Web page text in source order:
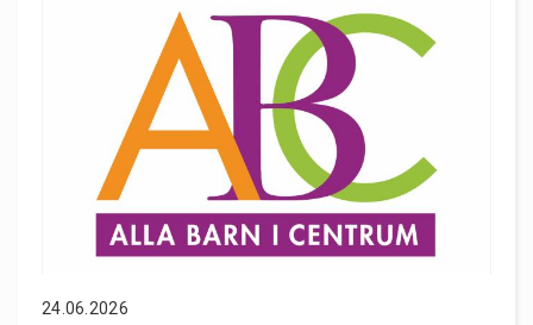
24.06.2026